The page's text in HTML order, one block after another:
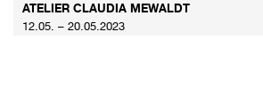
ATELIER CLAUDIA MEWALDT
12.05. – 20.05.2023